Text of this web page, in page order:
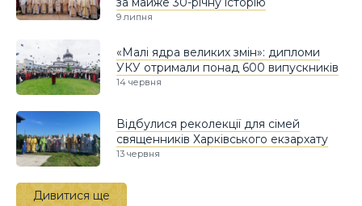
9 липня
«Малі ядра великих змін»: дипломи
УКУ отримали понад 600 випускників
14 червня
Відбулися реколекції для сімей
священників Харківського екзархату
13 червня
Дивитися ще